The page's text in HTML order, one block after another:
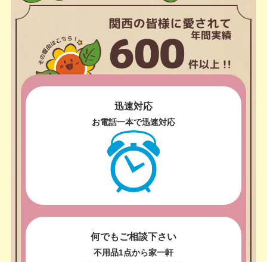
迅速対応
お電話一本で迅速対応
何でもご相談下さい
不用品1点から家一軒